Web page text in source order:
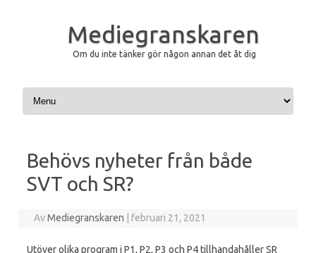
Mediegranskaren
Om du inte tänker gör någon annan det åt dig
Hoppa till innehåll
Behövs nyheter från både
SVT och SR?
AvMediegranskaren februari 21, 2021
Utöver olika program i P1, P2, P3 och P4 tillhandahåller SR